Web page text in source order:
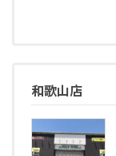
和歌山店